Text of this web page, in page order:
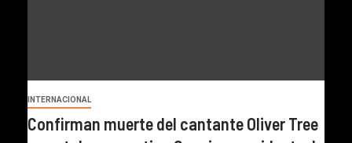
INTERNACIONAL
Confirman muerte del cantante Oliver Tree